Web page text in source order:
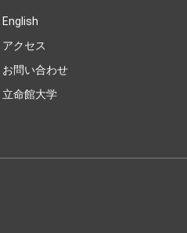
English
アクセス
お問い合わせ
⽴命館⼤学